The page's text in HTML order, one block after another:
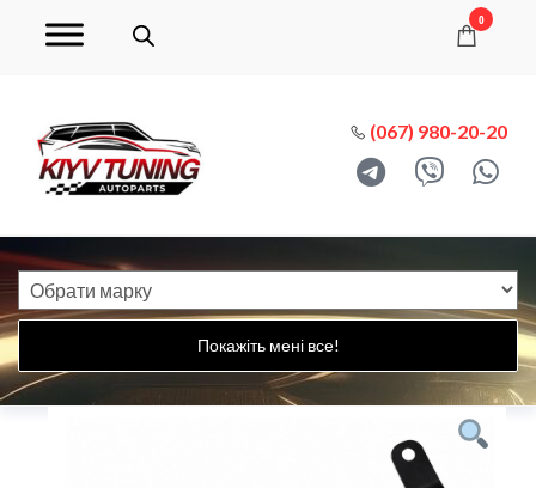
0
(067) 980-20-20
Покажіть мені все!